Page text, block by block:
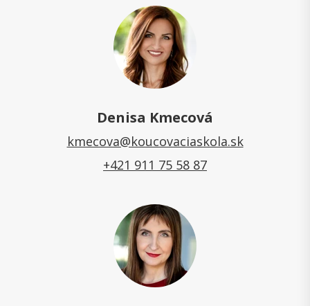
Denisa Kmecová
kmecova@koucovaciaskola.sk
+421 911 75 58 87